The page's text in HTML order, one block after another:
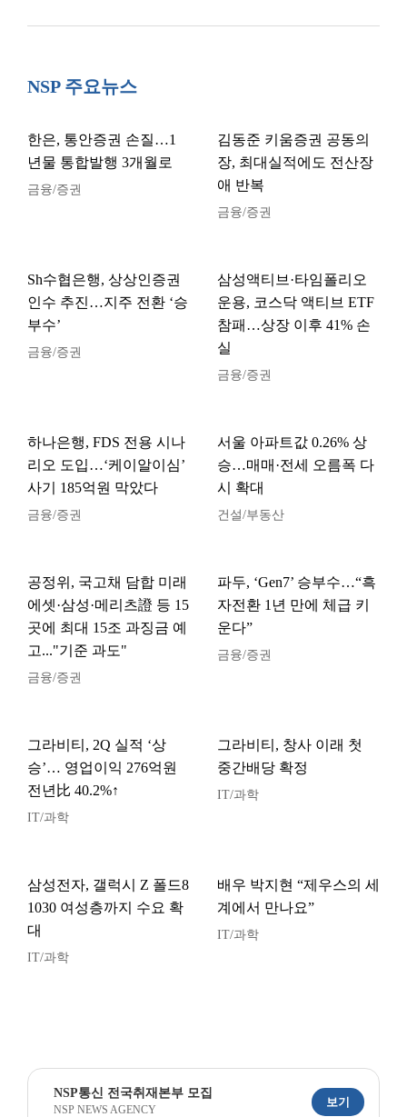
NSP 주요뉴스
한은, 통안증권 손질…1
년물 통합발행 3개월로
금융/증권
김동준 키움증권 공동의
장, 최대실적에도 전산장
애 반복
금융/증권
Sh수협은행, 상상인증권
인수 추진…지주 전환 ‘승
부수’
금융/증권
삼성액티브·타임폴리오
운용, 코스닥 액티브 ETF
참패…상장 이후 41% 손
실
금융/증권
하나은행, FDS 전용 시나
리오 도입…‘케이알이심’
사기 185억원 막았다
금융/증권
서울 아파트값 0.26% 상
승…매매·전세 오름폭 다
시 확대
건설/부동산
공정위, 국고채 담합 미래
에셋·삼성·메리츠證 등 15
곳에 최대 15조 과징금 예
고..."기준 과도"
금융/증권
파두, ‘Gen7’ 승부수…“흑
자전환 1년 만에 체급 키
운다”
금융/증권
그라비티, 2Q 실적 ‘상
승’… 영업이익 276억원
전년比 40.2%↑
IT/과학
그라비티, 창사 이래 첫
중간배당 확정
IT/과학
삼성전자, 갤럭시 Z 폴드8
1030 여성층까지 수요 확
대
IT/과학
배우 박지현 “제우스의 세
계에서 만나요”
IT/과학
NSP통신 전국취재본부 모집
NSP NEWS AGENCY
보기